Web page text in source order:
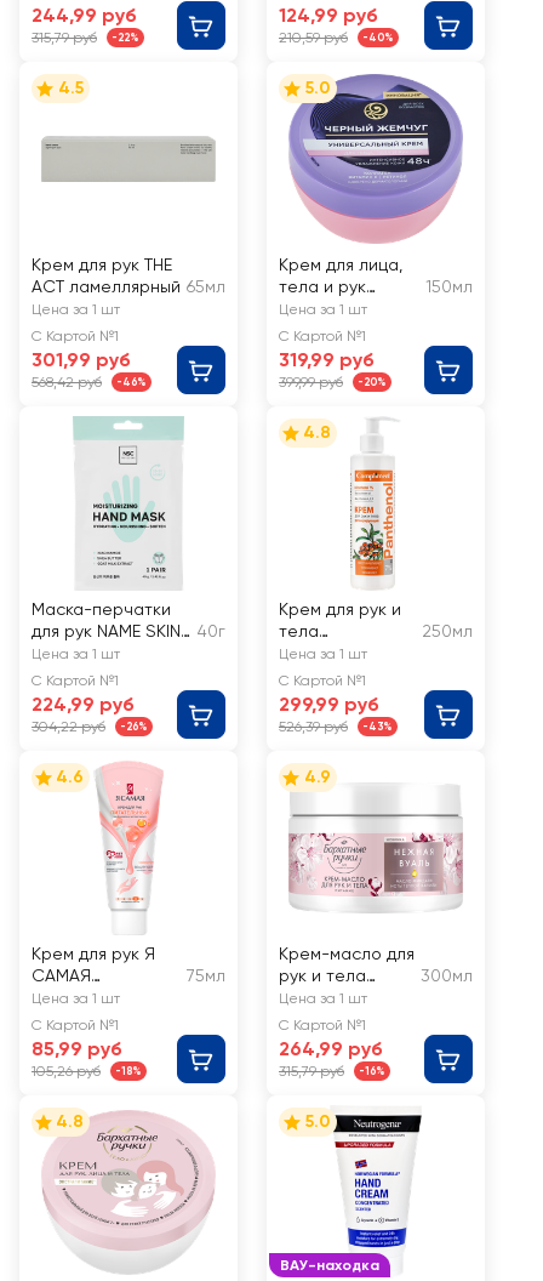
244,99 руб
315,79 руб -22%
потрескавшейся
кожи
124,99 руб
210,59 руб -40%
4.5
Крем для рук THE
ACT ламеллярный 65мл
Цена за 1 шт
С Картой №1
301,99 руб
568,42 руб -46%
5.0
Крем для лица,
тела и рук
ЧЕРНЫЙ ЖЕМЧУГ
универсальный
150мл
Цена за 1 шт
С Картой №1
319,99 руб
399,99 руб -20%
Маска-перчатки
для рук NAME SKIN
CARE Professional
увлажняющая
40г
Цена за 1 шт
С Картой №1
224,99 руб
304,22 руб -26%
4.8
Крем для рук и
тела
COMPLIMENT
Panthenol
регенерирующи
й
250мл
Цена за 1 шт
С Картой №1
299,99 руб
526,39 руб -43%
4.6
Крем для рук Я
САМАЯ
Питательный
75мл
Цена за 1 шт
С Картой №1
85,99 руб
105,26 руб -18%
4.9
Крем-масло для
рук и тела
БАРХАТНЫЕ
РУЧКИ Питание
300мл
Цена за 1 шт
С Картой №1
264,99 руб
315,79 руб -16%
4.8
ВАУ-находка
5.0